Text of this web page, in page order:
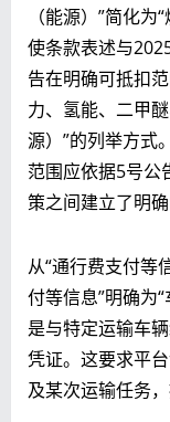
（能源）”简化
使条款表述与
告在明确可抵扣
力、氢能、二甲
源）”的列举方式
范围应依据5号公
策之间建立了明确
从“通行费支付等
付等信息”明确为
是与特定运输车
凭证。这要求平
及某次运输任务